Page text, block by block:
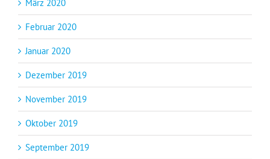
März 2020
Februar 2020
Januar 2020
Dezember 2019
November 2019
Oktober 2019
September 2019